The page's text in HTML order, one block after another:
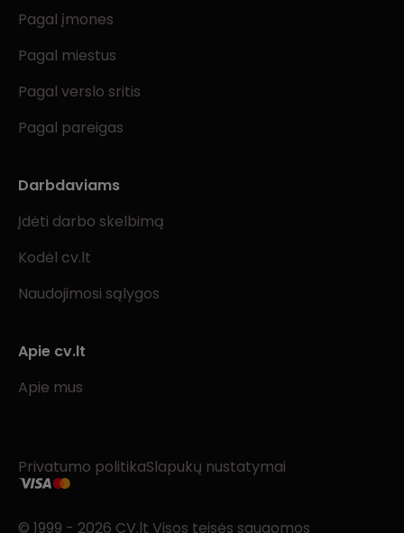
Pagal įmones
Pagal miestus
Pagal verslo sritis
Pagal pareigas
Darbdaviams
Įdėti darbo skelbimą
Kodėl cv.lt
Naudojimosi sąlygos
Apie cv.lt
Apie mus
Privatumo politikaSlapukų nustatymai
© 1999 - 2026 CV.lt Visos teisės saugomos